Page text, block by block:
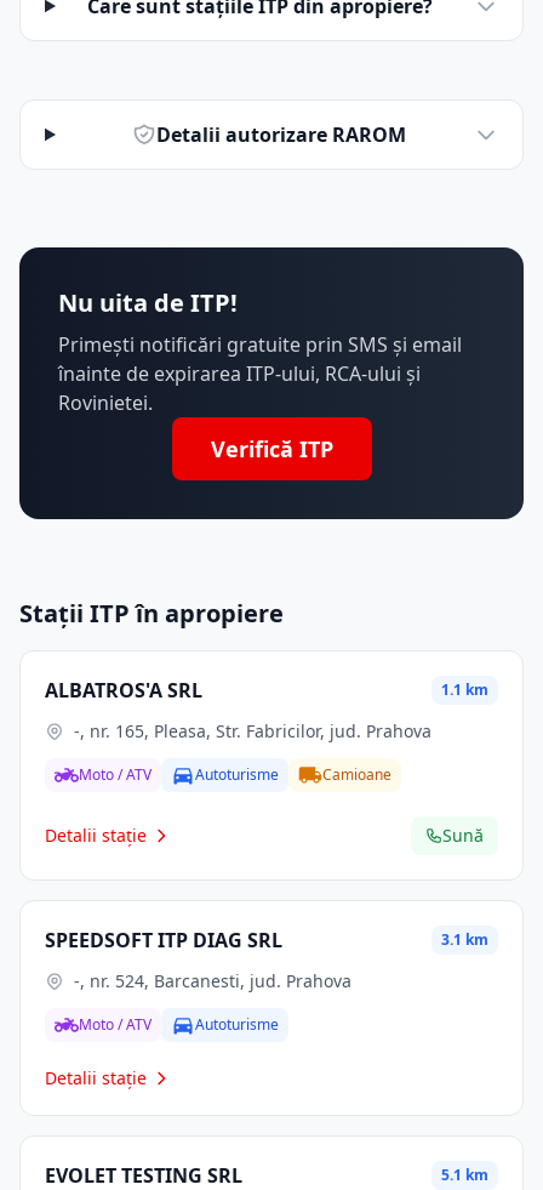
Care sunt stațiile ITP din apropiere?
Detalii autorizare RAROM
Nu uita de ITP!
Primești notificări gratuite prin SMS și email
înainte de expirarea ITP-ului, RCA-ului și
Rovinietei.
Verifică ITP
Stații ITP în apropiere
ALBATROS'A SRL 1.1 km
-, nr. 165, Pleasa, Str. Fabricilor, jud. Prahova
Moto / ATV Autoturisme Camioane
Detalii stație Sună
SPEEDSOFT ITP DIAG SRL 3.1 km
-, nr. 524, Barcanesti, jud. Prahova
Moto / ATV Autoturisme
Detalii stație
EVOLET TESTING SRL 5.1 km